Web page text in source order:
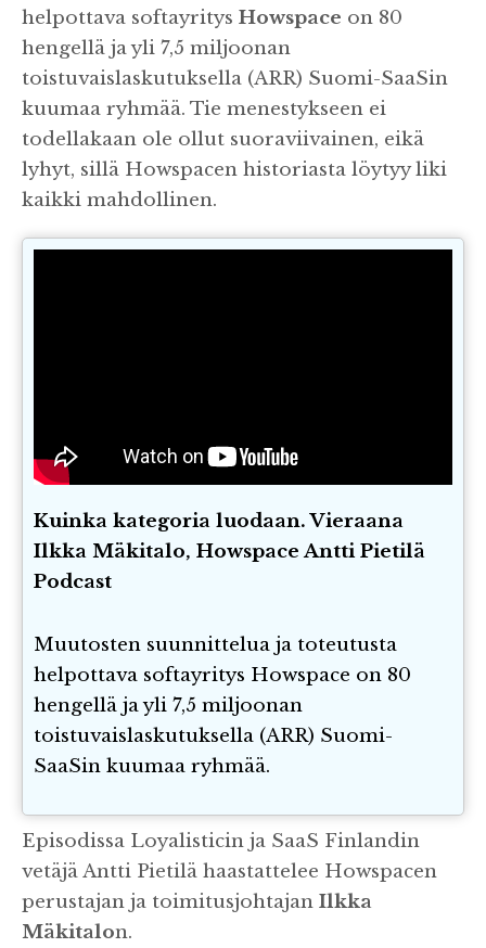
helpottava softayritys Howspace on 80
hengellä ja yli 7,5 miljoonan
toistuvaislaskutuksella (ARR) Suomi-SaaSin
kuumaa ryhmää. Tie menestykseen ei
todellakaan ole ollut suoraviivainen, eikä
lyhyt, sillä Howspacen historiasta löytyy liki
kaikki mahdollinen.
Kuinka kategoria luodaan. Vieraana
Ilkka Mäkitalo, Howspace Antti Pietilä
Podcast
Muutosten suunnittelua ja toteutusta
helpottava softayritys Howspace on 80
hengellä ja yli 7,5 miljoonan
toistuvaislaskutuksella (ARR) Suomi-
SaaSin kuumaa ryhmää.
Episodissa Loyalisticin ja SaaS Finlandin
vetäjä Antti Pietilä haastattelee Howspacen
perustajan ja toimitusjohtajan Ilkka
Mäkitalon.